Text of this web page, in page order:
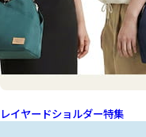
レイヤードショルダー特集